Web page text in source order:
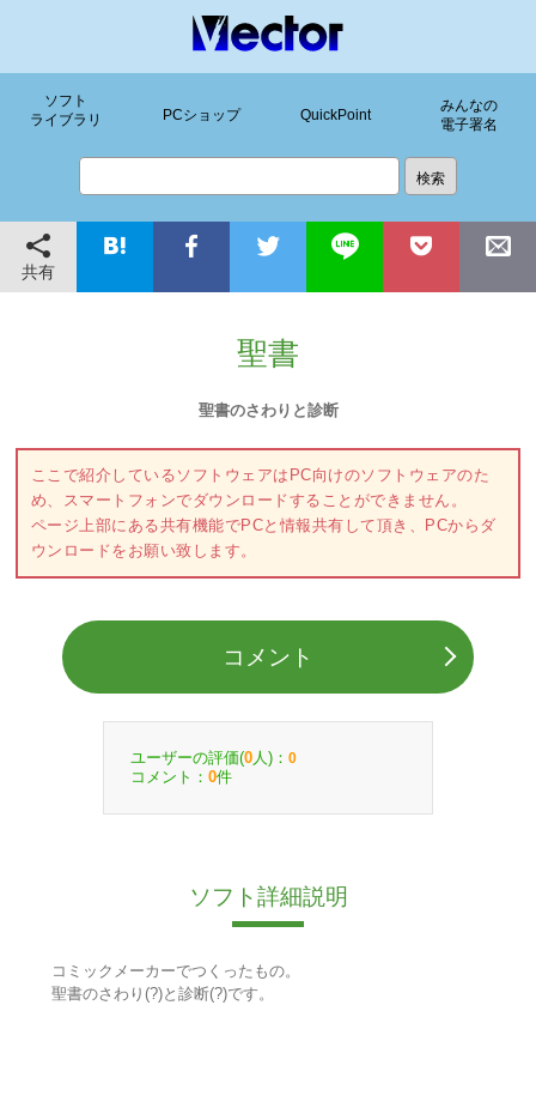
ソフト
ライブラリ
PCショップ QuickPoint
みんなの
電子署名
共有
聖書
聖書のさわりと診断
ここで紹介しているソフトウェアはPC向けのソフトウェアのた
め、スマートフォンでダウンロードすることができません。
ページ上部にある共有機能でPCと情報共有して頂き、PCからダ
ウンロードをお願い致します。
コメント
ユーザーの評価(0 人)： 0
コメント： 0件
ソフト詳細説明
コミックメーカーでつくったもの。
聖書のさわり(?)と診断(?)です。